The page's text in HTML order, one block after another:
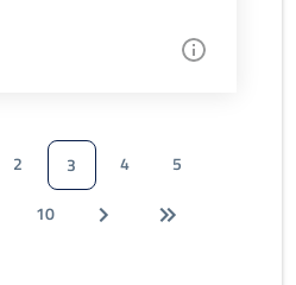
2 3 4
5
10